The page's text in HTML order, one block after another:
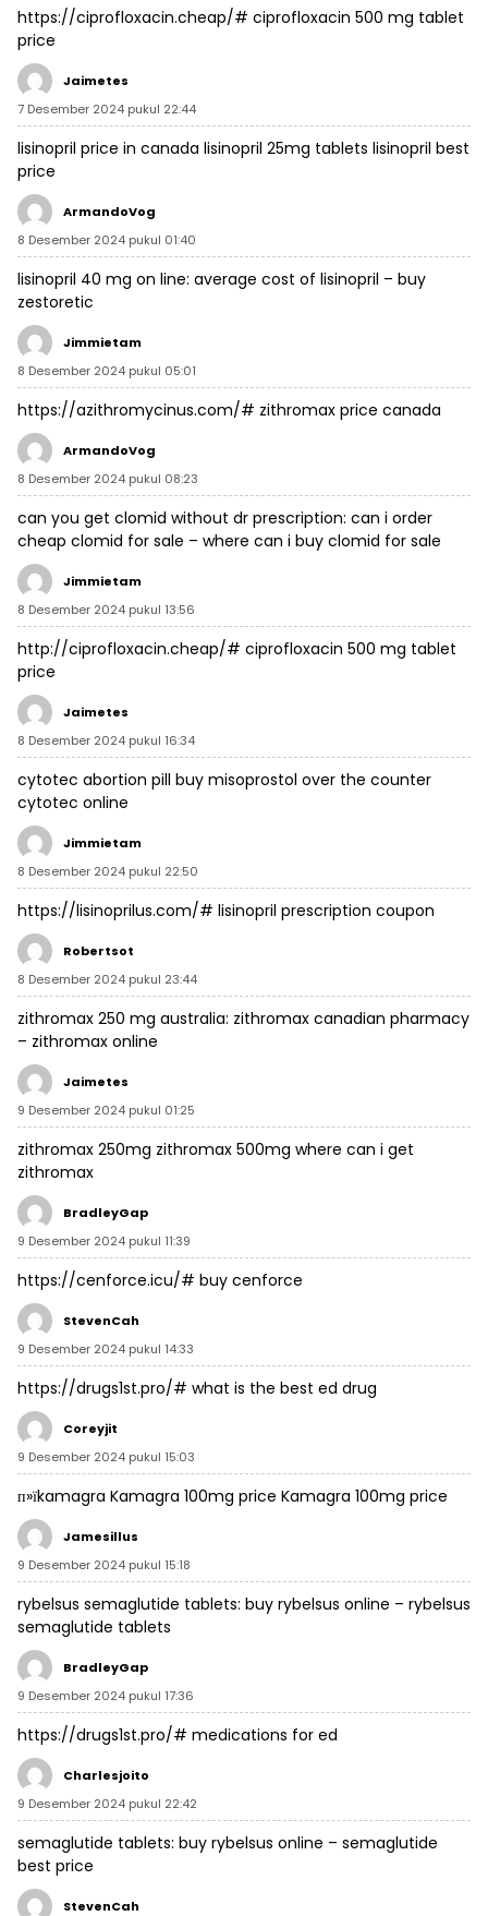
https://ciprofloxacin.cheap/# ciprofloxacin 500 mg tablet
price
Jaimetes
7 Desember 2024 pukul 22:44
lisinopril price in canada lisinopril 25mg tablets lisinopril best
price
ArmandoVog
8 Desember 2024 pukul 01:40
lisinopril 40 mg on line: average cost of lisinopril – buy
zestoretic
Jimmietam
8 Desember 2024 pukul 05:01
https://azithromycinus.com/# zithromax price canada
ArmandoVog
8 Desember 2024 pukul 08:23
can you get clomid without dr prescription: can i order
cheap clomid for sale – where can i buy clomid for sale
Jimmietam
8 Desember 2024 pukul 13:56
http://ciprofloxacin.cheap/# ciprofloxacin 500 mg tablet
price
Jaimetes
8 Desember 2024 pukul 16:34
cytotec abortion pill buy misoprostol over the counter
cytotec online
Jimmietam
8 Desember 2024 pukul 22:50
https://lisinoprilus.com/# lisinopril prescription coupon
Robertsot
8 Desember 2024 pukul 23:44
zithromax 250 mg australia: zithromax canadian pharmacy
– zithromax online
Jaimetes
9 Desember 2024 pukul 01:25
zithromax 250mg zithromax 500mg where can i get
zithromax
BradleyGap
9 Desember 2024 pukul 11:39
https://cenforce.icu/# buy cenforce
StevenCah
9 Desember 2024 pukul 14:33
https://drugs1st.pro/# what is the best ed drug
Coreyjit
9 Desember 2024 pukul 15:03
п»їkamagra Kamagra 100mg price Kamagra 100mg price
Jamesillus
9 Desember 2024 pukul 15:18
rybelsus semaglutide tablets: buy rybelsus online – rybelsus
semaglutide tablets
BradleyGap
9 Desember 2024 pukul 17:36
https://drugs1st.pro/# medications for ed
Charlesjoito
9 Desember 2024 pukul 22:42
semaglutide tablets: buy rybelsus online – semaglutide
best price
StevenCah